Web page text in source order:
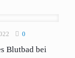
0
Blutbad bei